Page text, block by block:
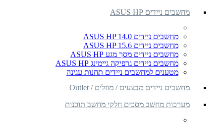
מחשבים ניידים ASUS HP
מחשבים ניידים ASUS HP 14.0
מחשבים ניידים ASUS HP 15.6
מחשבים ניידים מסך מגע ASUS HP
מחשבים ניידים גרפיקה גיימינג ASUS HP
מטענים למחשבים ניידים תחנות עגינה
מחשבים ניידים מבצעים / מוזלים / Outlet
מערכות מחשב מסכים חלקי מחשב תוכנות